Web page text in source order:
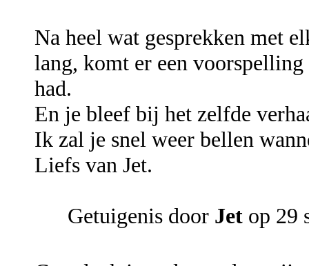
Na heel wat gesprekken met
lang, komt er een
had.
En je bleef bij het zelfde
Ik zal je snel weer bellen
Liefs van Jet.
Getuigenis door Jet op 29